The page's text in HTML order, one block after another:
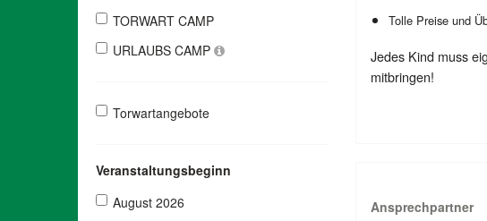
TORWART CAMP
URLAUBS CAMP
Torwartangebote
Veranstaltungsbeginn
August 2026
Tolle Preise und
Jedes Kind muss
mitbringen!
Ansprechpartner